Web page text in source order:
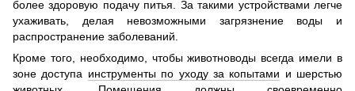
более здоровую подачу питья. За такими устройствами легче
ухаживать, делая невозможными загрязнение воды и
распространение заболеваний.
Кроме того, необходимо, чтобы животноводы всегда имели в
зоне доступа инструменты по уходу за копытами и шерстью